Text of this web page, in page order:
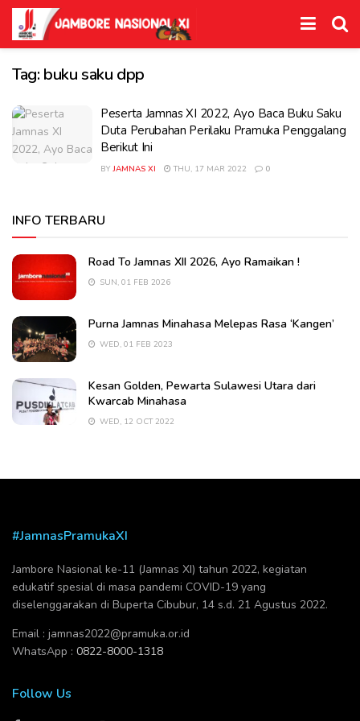
Tag: buku saku dpp
Peserta Jamnas XI 2022, Ayo Baca Buku Saku
Duta Perubahan Perilaku Pramuka Penggalang
Berikut Ini
BY JAMNAS XI THU, 17 MAR 2022 0
INFO TERBARU
Road To Jamnas XII 2026, Ayo Ramaikan !
SUN, 01 FEB 2026
Purna Jamnas Minahasa Melepas Rasa ‘Kangen’
WED, 01 FEB 2023
Kesan Golden, Pewarta Sulawesi Utara dari
Kwarcab Minahasa
WED, 12 OCT 2022
#JamnasPramukaXI
Jambore Nasional ke-11 (Jamnas XI) tahun 2022, kegiatan
edukatif spesial di masa pandemi COVID-19 yang
diselenggarakan di Buperta Cibubur, 14 s.d. 21 Agustus 2022.
Email : jamnas2022@pramuka.or.id
WhatsApp : 0822-8000-1318
Follow Us